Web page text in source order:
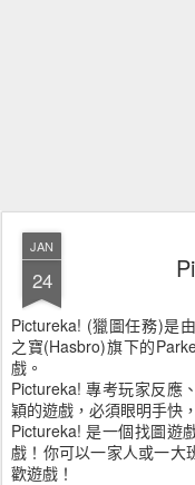
JAN
24
Pictureka! (獵圖任務)是
之寶(Hasbro)旗下的
戲。
Pictureka! 專考玩家反應
穎的遊戲，必須眼明手快
Pictureka! 是一個找圖遊
戲！你可以一家人或一大
歡遊戲！